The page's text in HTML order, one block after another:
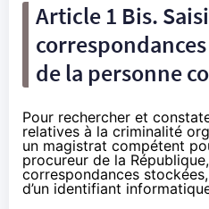
Article 1 Bis.
de la personne
Pour rechercher et
relatives à la criminalité
un magistrat compétent
procureur de la
correspondances
d’un identifiant